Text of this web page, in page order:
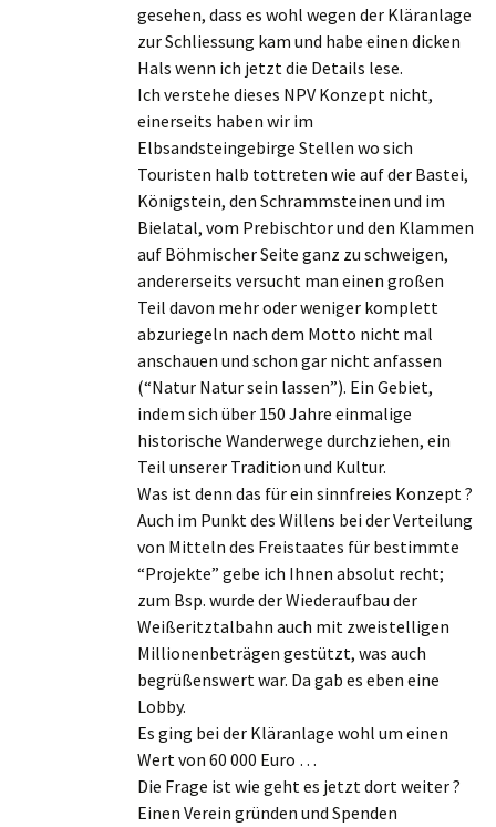
gesehen, dass es wohl wegen der Kläranlage
zur Schliessung kam und habe einen dicken
Hals wenn ich jetzt die Details lese.
Ich verstehe dieses NPV Konzept nicht,
einerseits haben wir im
Elbsandsteingebirge Stellen wo sich
Touristen halb tottreten wie auf der Bastei,
Königstein, den Schrammsteinen und im
Bielatal, vom Prebischtor und den Klammen
auf Böhmischer Seite ganz zu schweigen,
andererseits versucht man einen großen
Teil davon mehr oder weniger komplett
abzuriegeln nach dem Motto nicht mal
anschauen und schon gar nicht anfassen
(“Natur Natur sein lassen”). Ein Gebiet,
indem sich über 150 Jahre einmalige
historische Wanderwege durchziehen, ein
Teil unserer Tradition und Kultur.
Was ist denn das für ein sinnfreies Konzept ?
Auch im Punkt des Willens bei der Verteilung
von Mitteln des Freistaates für bestimmte
“Projekte” gebe ich Ihnen absolut recht;
zum Bsp. wurde der Wiederaufbau der
Weißeritztalbahn auch mit zweistelligen
Millionenbeträgen gestützt, was auch
begrüßenswert war. Da gab es eben eine
Lobby.
Es ging bei der Kläranlage wohl um einen
Wert von 60 000 Euro …
Die Frage ist wie geht es jetzt dort weiter ?
Einen Verein gründen und Spenden